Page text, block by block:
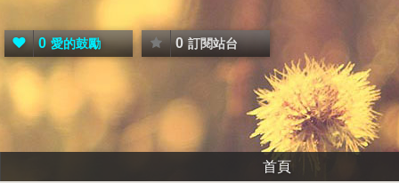
0 愛的鼓勵 0 訂閱站台
首頁